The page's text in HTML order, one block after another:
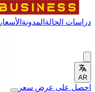
دراسات الحالة المدونة الأسعار
AR
احصل على عرض سعر